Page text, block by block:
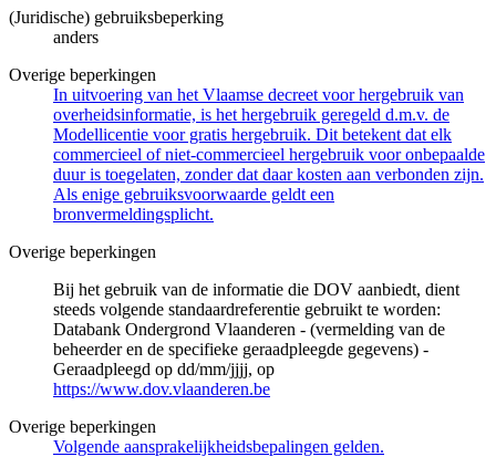
(Juridische) gebruiksbeperking
anders
Overige beperkingen
In uitvoering van het Vlaamse decreet voor hergebruik van
overheidsinformatie, is het hergebruik geregeld d.m.v. de
Modellicentie voor gratis hergebruik. Dit betekent dat elk
commercieel of niet-commercieel hergebruik voor onbepaalde
duur is toegelaten, zonder dat daar kosten aan verbonden zijn.
Als enige gebruiksvoorwaarde geldt een
bronvermeldingsplicht.
Overige beperkingen
Bij het gebruik van de informatie die DOV aanbiedt, dient
steeds volgende standaardreferentie gebruikt te worden:
Databank Ondergrond Vlaanderen - (vermelding van de
beheerder en de specifieke geraadpleegde gegevens) -
Geraadpleegd op dd/mm/jjjj, op
https://www.dov.vlaanderen.be
Overige beperkingen
Volgende aansprakelijkheidsbepalingen gelden.